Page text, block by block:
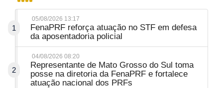
1
05/08/2026 13:17
FenaPRF reforça atuação no STF em defesa
da aposentadoria policial
2
04/08/2026 08:20
Representante de Mato Grosso do Sul toma
posse na diretoria da FenaPRF e fortalece
atuação nacional dos PRFs